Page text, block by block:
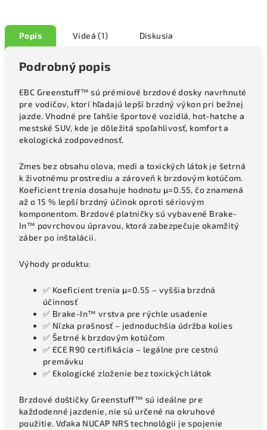
Popis Videá (1) Diskusia
Podrobný popis
EBC Greenstuff™ sú prémiové brzdové dosky navrhnuté
pre vodičov, ktorí hľadajú lepší brzdný výkon pri bežnej
jazde. Vhodné pre ľahšie športové vozidlá, hot-hatche a
mestské SUV, kde je dôležitá spoľahlivosť, komfort a
ekologická zodpovednosť.
Zmes bez obsahu olova, medi a toxických látok je šetrná
k životnému prostrediu a zároveň k brzdovým kotúčom.
Koeficient trenia dosahuje hodnotu μ=0.55, čo znamená
až o 15 % lepší brzdný účinok oproti sériovým
komponentom. Brzdové platničky sú vybavené Brake-
In™ povrchovou úpravou, ktorá zabezpečuje okamžitý
záber po inštalácii.
Výhody produktu:
✅ Koeficient trenia μ=0.55 – vyššia brzdná
účinnosť
✅ Brake-In™ vrstva pre rýchle usadenie
✅ Nízka prašnosť – jednoduchšia údržba kolies
✅ Šetrné k brzdovým kotúčom
✅ ECE R90 certifikácia – legálne pre cestnú
premávku
✅ Ekologické zloženie bez toxických látok
Brzdové doštičky Greenstuff™ sú ideálne pre
každodenné jazdenie, nie sú určené na okruhové
použitie. Vďaka NUCAP NRS technológii je spojenie